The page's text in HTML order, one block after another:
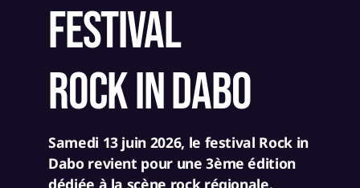
festival
rock in dabo
Samedi 13 juin 2026, le festival Rock in
Dabo revient pour une 3ème édition
dédiée à la scène rock régionale.
Kamarad
Thursdate
Burning Birds
Winecraft